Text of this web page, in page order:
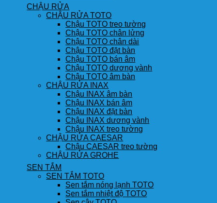
CHẬU RỬA
CHẬU RỬA TOTO
Chậu TOTO treo tường
Chậu TOTO chân lửng
Chậu TOTO chân dài
Chậu TOTO đặt bàn
Chậu TOTO bán âm
Chậu TOTO dương vành
Chậu TOTO âm bàn
CHẬU RỬA INAX
Chậu INAX âm bàn
Chậu INAX bán âm
Chậu INAX đặt bàn
Chậu INAX dương vành
Chậu INAX treo tường
CHẬU RỬA CAESAR
Chậu CAESAR treo tường
CHẬU RỬA GROHE
SEN TẮM
SEN TẮM TOTO
Sen tắm nóng lạnh TOTO
Sen tắm nhiệt độ TOTO